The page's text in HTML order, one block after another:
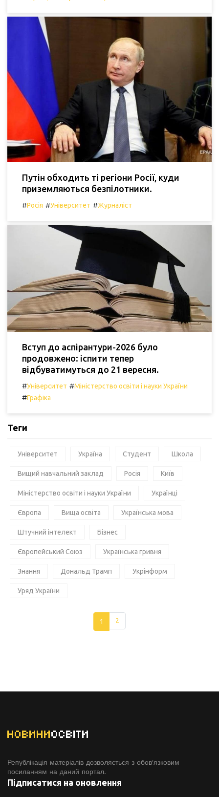
Путін обходить ті регіони Росії, куди
приземляються безпілотники.
#Росія #Університет #Журналіст
Вступ до аспірантури-2026 було
продовжено: іспити тепер
відбуватимуться до 21 вересня.
#Університет #Міністерство освіти і науки України
#Графіка
Теги
Університет Україна Студент Школа
Вищий навчальний заклад Росія Київ
Міністерство освіти і науки України Українці
Європа Вища освіта Українська мова
Штучний інтелект Бізнес
Європейський Союз Українська гривня
Знання Дональд Трамп Укрінформ
Уряд України
1 2
НОВИНИОСВІТИ
Републікація матеріалів дозволяється з обов'язковим
посиланням на даний портал.
Підписатися на оновлення